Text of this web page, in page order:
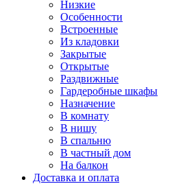
Низкие
Особенности
Встроенные
Из кладовки
Закрытые
Открытые
Раздвижные
Гардеробные шкафы
Назначение
В комнату
В нишу
В спальню
В частный дом
На балкон
Доставка и оплата